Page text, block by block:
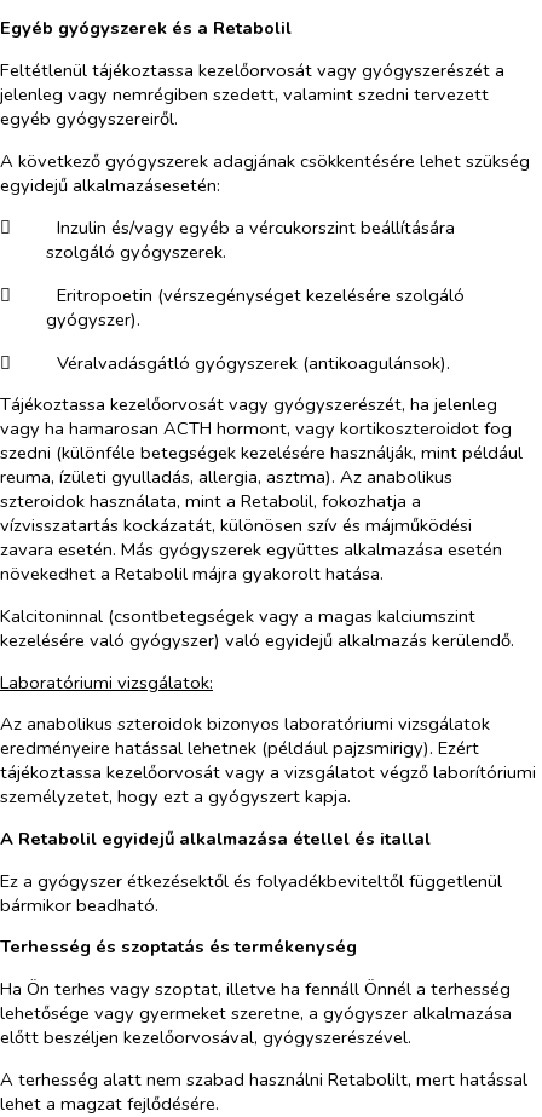
Egyéb gyógyszerek és a Retabolil
Feltétlenül tájékoztassa kezelőorvosát vagy gyógyszerészét a
jelenleg vagy nemrégiben szedett, valamint szedni tervezett
egyéb gyógyszereiről.
A következő gyógyszerek adagjának csökkentésére lehet szükség
egyidejű alkalmazásesetén:
​
Inzulin és/vagy egyéb a vércukorszint beállítására
szolgáló gyógyszerek.
​
Eritropoetin (vérszegénységet kezelésére szolgáló
gyógyszer).
​
Véralvadásgátló gyógyszerek (antikoagulánsok).
Tájékoztassa kezelőorvosát vagy gyógyszerészét, ha jelenleg
vagy ha hamarosan ACTH hormont, vagy kortikoszteroidot fog
szedni (különféle betegségek kezelésére használják, mint például
reuma, ízületi gyulladás, allergia, asztma). Az anabolikus
szteroidok használata, mint a Retabolil, fokozhatja a
vízvisszatartás kockázatát, különösen szív és májműködési
zavara esetén. Más gyógyszerek együttes alkalmazása esetén
növekedhet a Retabolil májra gyakorolt hatása.
Kalcitoninnal (csontbetegségek vagy a magas kalciumszint
kezelésére való gyógyszer) való egyidejű alkalmazás kerülendő.
Laboratóriumi vizsgálatok:
Az anabolikus szteroidok bizonyos laboratóriumi vizsgálatok
eredményeire hatással lehetnek (például pajzsmirigy). Ezért
tájékoztassa kezelőorvosát vagy a vizsgálatot végző laborítóriumi
személyzetet, hogy ezt a gyógyszert kapja.
A Retabolil egyidejű alkalmazása étellel és itallal
Ez a gyógyszer étkezésektől és folyadékbeviteltől függetlenül
bármikor beadható.
Terhesség és szoptatás és termékenység
Ha Ön terhes vagy szoptat, illetve ha fennáll Önnél a terhesség
lehetősége vagy gyermeket szeretne, a gyógyszer alkalmazása
előtt beszéljen kezelőorvosával, gyógyszerészével.
A terhesség alatt nem szabad használni Retabolilt, mert hatással
lehet a magzat fejlődésére.